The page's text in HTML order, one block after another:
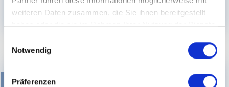
weiteren Daten zusammen, die Sie ihnen bereitgestellt
haben oder die sie im Rahmen Ihrer Nutzung der Dienste
Notwendig
Präferenzen
Artikel lesen...
06.03.2024